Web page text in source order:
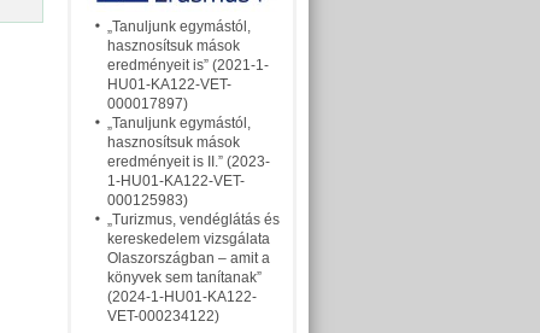
„Tanuljunk egymástól,
hasznosítsuk mások
eredményeit is” (2021-1-
HU01-KA122-VET-
000017897)
„Tanuljunk egymástól,
hasznosítsuk mások
eredményeit is II.” (2023-
1-HU01-KA122-VET-
000125983)
„Turizmus, vendéglátás és
kereskedelem vizsgálata
Olaszországban – amit a
könyvek sem tanítanak”
(2024-1-HU01-KA122-
VET-000234122)